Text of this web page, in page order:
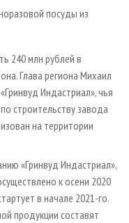
посуды из
240 млн рублей в
Глава региона Михаил
Индастриал», чья
строительству завода
на территории
«Гринвуд Индастриал»,
к осени 2020
в начале 2021-го.
продукции составят